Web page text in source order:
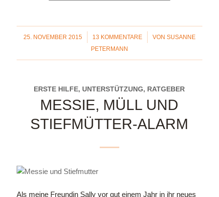
25. NOVEMBER 2015
/ 13 KOMMENTARE
/ VON SUSANNE
PETERMANN
ERSTE HILFE, UNTERSTÜTZUNG, RATGEBER
MESSIE, MÜLL UND
STIEFMÜTTER-ALARM
Als meine Freundin Sally vor gut einem Jahr in ihr neues